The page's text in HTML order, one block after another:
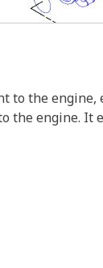
to the
the engine.